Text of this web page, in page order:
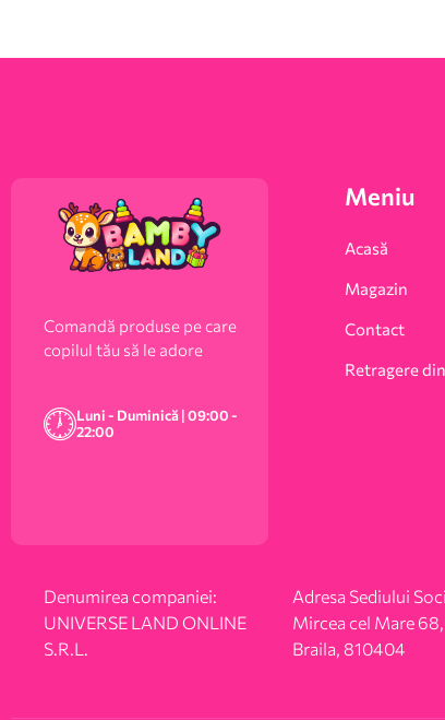
Comandă produse pe care
copilul tău să le adore
Luni - Duminică | 09:00 -
22:00
Meniu
Acasă
Magazin
Contact
Retragere
Denumirea companiei:
UNIVERSE LAND ONLINE
S.R.L.
Adresa Sediului
Mircea cel Mare
Braila, 810404